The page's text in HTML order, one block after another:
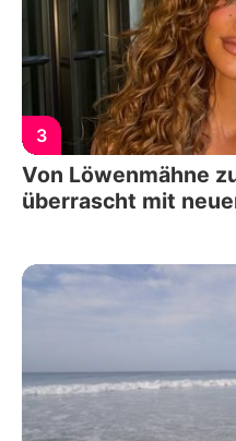
3
Von Löwenmähne
überrascht mit